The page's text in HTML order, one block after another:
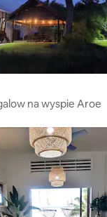
na wyspie Aroe